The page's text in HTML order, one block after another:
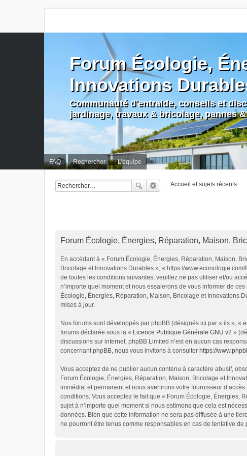
FAQ Rechercher L’équipe
Forum Écologie,
Innovations
Communauté d'entraide, conseils et
jardinage, travaux & bricolage, pannes
Accueil et sujets récents
Forum Écologie, Énergies, Réparation, Maison,
En accédant à « Forum Écologie, Énergies, Réparation, Maison,
Bricolage et Innovations Durables », « https://
de toutes les conditions suivantes, veuillez ne pas utiliser et/ou
n’importe quel moment et nous essaierons de vous informer de
Écologie, Énergies, Réparation, Maison, Bricolage et Innovations
mises à jour.
Nos forums sont développés par phpBB (désignés ici par « ils »,
forums déclarée sous la « Licence Publique Générale GNU v2 »
discussions sur internet, phpBB Limited n’est en aucun cas
concernant phpBB, nous vous invitons à consulter https://
Vous acceptez de ne publier aucun contenu à caractère abusif,
Forum Écologie, Énergies, Réparation, Maison, Bricolage et
immédiat et permanent et nous avertirons votre fournisseur
conditions. Vous acceptez le fait que « Forum Écologie, Énergies,
sujet à n’importe quel moment si nous estimons que cela est
données. Bien que cette information ne sera pas diffusée à une
ne pourront être tenus comme responsables en cas de tentative